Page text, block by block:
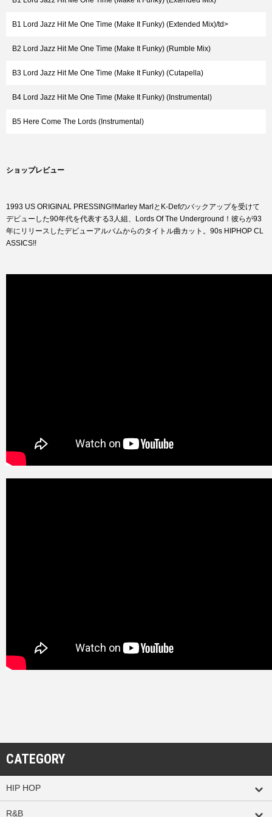
B1 Lord Jazz Hit Me One Time (Make It Funky) (Extended Mix)/td>
B2 Lord Jazz Hit Me One Time (Make It Funky) (Rumble Mix)
B3 Lord Jazz Hit Me One Time (Make It Funky) (Cutapella)
B4 Lord Jazz Hit Me One Time (Make It Funky) (Instrumental)
B5 Here Come The Lords (Instrumental)
ショップレビュー
1993 US ORIGINAL PRESSING!!Marley MarlとK-Defのバックアップを受けて
デビューした90年代を代表する3人組、Lords Of The Underground！彼らが93
年にリリースしたデビューアルバムからのタイトル曲カット。90s HIPHOP CL
ASSICS!!
CATEGORY
HIP HOP
R&B